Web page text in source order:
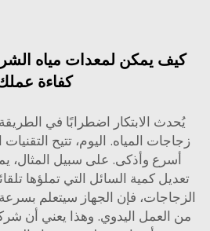
يمكن لمعدات مياه الشرب
كفاءة عملك
الابتكار اضطرابًا في الطريقة
المياه. اليوم، تتيح التقنيات
وأذكى. على سبيل المثال، يمكن
كمية السائل التي تملؤها تلقائيًا.
فإن الجهاز سيتعلم بسرعة كيفية
اليدوي. وهذا يعني أن شركتك